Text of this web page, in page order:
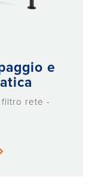
e
filtro rete -